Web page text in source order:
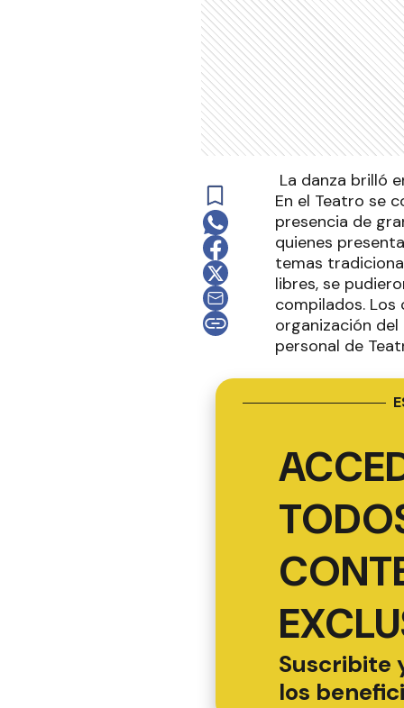
La danza brilló
En el Teatro se
presencia de
quienes
temas
libres, se
compilados.
organización
personal de
Suscribite
los